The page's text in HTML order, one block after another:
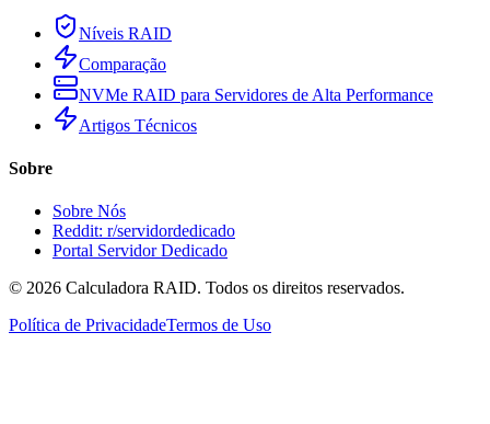
Níveis RAID
Comparação
NVMe RAID para Servidores de Alta Performance
Artigos Técnicos
Sobre
Sobre Nós
Reddit: r/servidordedicado
Portal Servidor Dedicado
© 2026 Calculadora RAID. Todos os direitos reservados.
Política de PrivacidadeTermos de Uso